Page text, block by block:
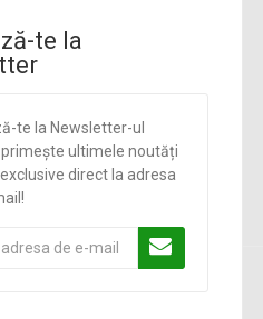
te la
te la Newsletter-ul
ultimele noutăți
direct la adresa